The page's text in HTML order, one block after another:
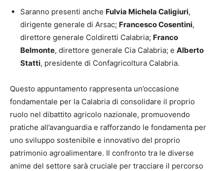
Saranno presenti anche Fulvia Michela Caligiuri,
dirigente generale di Arsac; Francesco Cosentini,
direttore generale Coldiretti Calabria; Franco
Belmonte, direttore generale Cia Calabria; e Alberto
Statti, presidente di Confagricoltura Calabria.
Questo appuntamento rappresenta un’occasione
fondamentale per la Calabria di consolidare il proprio
ruolo nel dibattito agricolo nazionale, promuovendo
pratiche all’avanguardia e rafforzando le fondamenta per
uno sviluppo sostenibile e innovativo del proprio
patrimonio agroalimentare. Il confronto tra le diverse
anime del settore sarà cruciale per tracciare il percorso